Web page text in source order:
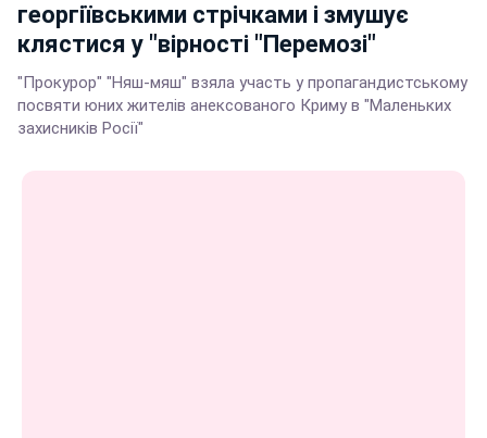
георгіївськими стрічками і змушує
клястися у "вірності "Перемозі"
"Прокурор" "Няш-мяш" взяла участь у пропагандистському
посвяти юних жителів анексованого Криму в "Маленьких
захисників Росії"